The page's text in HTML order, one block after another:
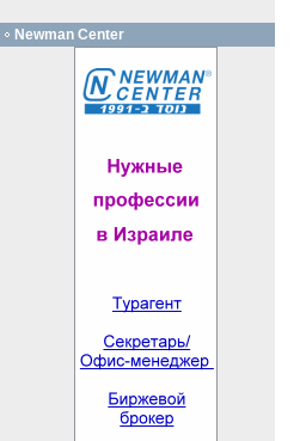
Newman Center